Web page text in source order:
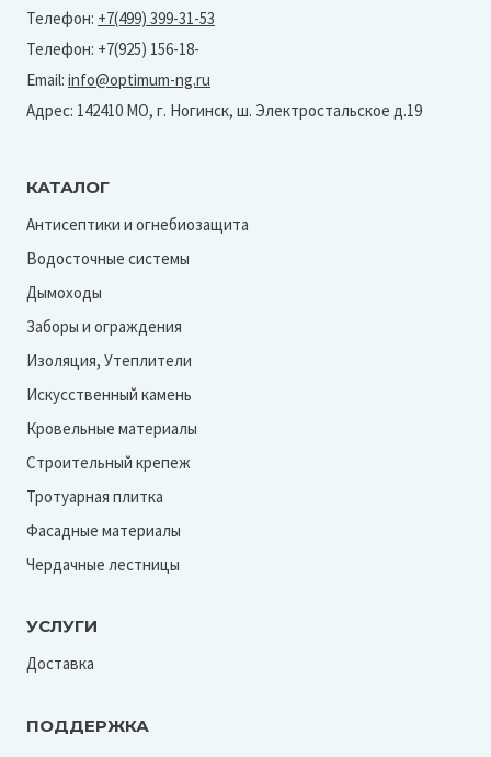
Телефон: +7(499) 399-31-53
Телефон: +7(925) 156-18-
Email: info@optimum-ng.ru
Адрес: 142410 МО, г. Ногинск, ш. Электростальское д.19
КАТАЛОГ
Антисептики и огнебиозащита
Водосточные системы
Дымоходы
Заборы и ограждения
Изоляция, Утеплители
Искусственный камень
Кровельные материалы
Строительный крепеж
Тротуарная плитка
Фасадные материалы
Чердачные лестницы
УСЛУГИ
Доставка
ПОДДЕРЖКА